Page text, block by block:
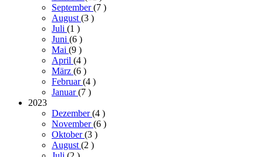
September(7 )
August(3 )
Juli (1 )
Juni (6 )
Mai (9 )
April (4 )
März (6 )
Februar(4 )
Januar(7 )
2023
Dezember(4 )
November(6 )
Oktober(3 )
August(2 )